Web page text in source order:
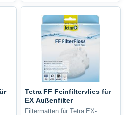
Tetra FF Feinfiltervlies für
EX Außenfilter
Filtermatten für Tetra EX-